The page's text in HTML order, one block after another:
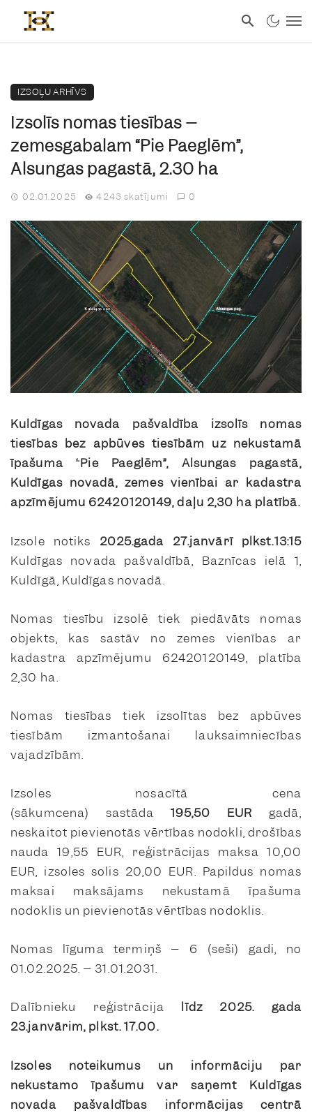
IZSOĻU ARHĪVS
Izsolīs nomas tiesības –
zemesgabalam “Pie Paeglēm”,
Alsungas pagastā, 2.30 ha
02.01.2025 4243 skatījumi 0
Kuldīgas novada pašvaldība izsolīs nomas
tiesības bez apbūves tiesībām uz nekustamā
īpašuma “Pie Paeglēm”, Alsungas pagastā,
Kuldīgas novadā, zemes vienībai ar kadastra
apzīmējumu 62420120149, daļu 2,30 ha platībā.
Izsole notiks 2025.gada 27.janvārī plkst.13:15
Kuldīgas novada pašvaldībā, Baznīcas ielā 1,
Kuldīgā, Kuldīgas novadā.
Nomas tiesību izsolē tiek piedāvāts nomas
objekts, kas sastāv no zemes vienības ar
kadastra apzīmējumu 62420120149, platība
2,30 ha.
Nomas tiesības tiek izsolītas bez apbūves
tiesībām izmantošanai lauksaimniecības
vajadzībām.
Izsoles nosacītā cena
(sākumcena) sastāda 195,50 EUR gadā,
neskaitot pievienotās vērtības nodokli, drošības
nauda 19,55 EUR, reģistrācijas maksa 10,00
EUR, izsoles solis 20,00 EUR. Papildus nomas
maksai maksājams nekustamā īpašuma
nodoklis un pievienotās vērtības nodoklis.
Nomas līguma termiņš – 6 (seši) gadi, no
01.02.2025. – 31.01.2031.
Dalībnieku reģistrācija līdz2025. gada
23.janvārim, plkst. 17.00.
Izsoles noteikumus un informāciju par
nekustamo īpašumu var saņemt Kuldīgas
novada pašvaldības informācijas centrā